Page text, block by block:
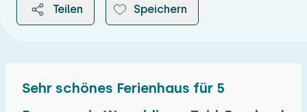
Teilen Speichern
Sehr schönes Ferienhaus für 5